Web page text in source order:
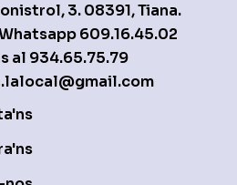
3. 08391, Tiana.
609.16.45.02
al 934.65.75.79